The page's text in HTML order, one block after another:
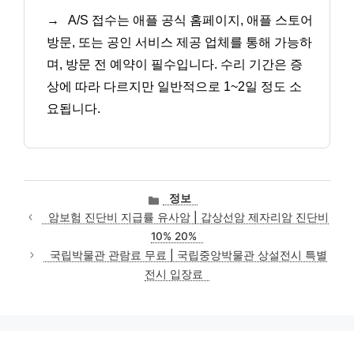
→
A/S 접수는 애플 공식 홈페이지, 애플 스토어
방문, 또는 공인 서비스 제공 업체를 통해 가능하
며, 방문 전 예약이 필수입니다. 수리 기간은 증
상에 따라 다르지만 일반적으로 1~2일 정도 소
요됩니다.
카
테
고
리
정보
암보험 진단비 지급률 유사암 | 갑상선암 제자리암 진단비
10% 20%
국립박물관 관람료 무료 | 국립중앙박물관 상설전시 특별
전시 입장료